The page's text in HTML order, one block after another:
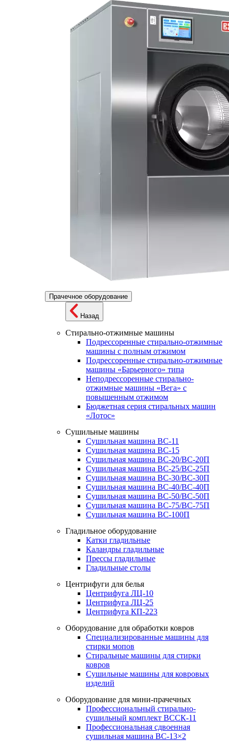
Прачечное оборудование
Назад
Стирально-отжимные машины
Подрессоренные стирально-отжимные
машины с полным отжимом
Подрессоренные стирально-отжимные
машины «Барьерного» типа
Неподрессоренные стирально-
отжимные машины «Вега» с
повышенным отжимом
Бюджетная серия стиральных машин
«Лотос»
Сушильные машины
Сушильная машина ВС-11
Сушильная машина ВС-15
Сушильная машина ВС-20/ВС-20П
Сушильная машина ВС-25/ВС-25П
Сушильная машина ВС-30/ВС-30П
Сушильная машина ВС-40/ВС-40П
Сушильная машина ВС-50/ВС-50П
Сушильная машина ВС-75/ВС-75П
Сушильная машина ВС-100П
Гладильное оборудование
Катки гладильные
Каландры гладильные
Прессы гладильные
Гладильные столы
Центрифуги для белья
Центрифуга ЛЦ-10
Центрифуга ЛЦ-25
Центрифуга КП-223
Оборудование для обработки ковров
Специализированные машины для
стирки мопов
Стиральные машины для стирки
ковров
Сушильные машины для ковровых
изделий
Оборудование для мини-прачечных
Профессиональный стирально-
сушильный комплект ВССК-11
Профессиональная сдвоенная
сушильная машина ВС-13×2